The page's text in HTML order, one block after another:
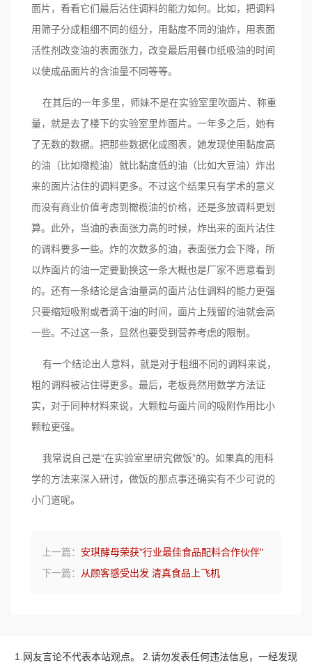
面片，看看它们最后沾住调料的能力如何。比如，把调料
用筛子分成粗细不同的组分，用黏度不同的油炸，用表面
活性剂改变油的表面张力，改变最后用餐巾纸吸油的时间
以使成品面片的含油量不同等等。
在其后的一年多里，师妹不是在实验室里吹面片、称重
量，就是去了楼下的实验室里炸面片。一年多之后，她有
了无数的数据。把那些数据化成图表，她发现使用黏度高
的油（比如橄榄油）就比黏度低的油（比如大豆油）炸出
来的面片沾住的调料更多。不过这个结果只有学术的意义
而没有商业价值考虑到橄榄油的价格，还是多放调料更划
算。此外，当油的表面张力高的时候，炸出来的面片沾住
的调料要多一些。炸的次数多的油，表面张力会下降，所
以炸面片的油一定要勤换这一条大概也是厂家不愿意看到
的。还有一条结论是含油量高的面片沾住调料的能力更强
只要缩短吸附或者滴干油的时间，面片上残留的油就会高
一些。不过这一条，显然也要受到营养考虑的限制。
有一个结论出人意料，就是对于粗细不同的调料来说，
粗的调料被沾住得更多。最后，老板竟然用数学方法证
实，对于同种材料来说，大颗粒与面片间的吸附作用比小
颗粒更强。
我常说自己是“在实验室里研究做饭”的。如果真的用科
学的方法来深入研讨，做饭的那点事还确实有不少可说的
小门道呢。
上一篇： 安琪酵母荣获"行业最佳食品配料合作伙伴"
下一篇：
从顾客感受出发 清真食品上飞机
1.网友言论不代表本站观点。 2.请勿发表任何违法信息，一经发现